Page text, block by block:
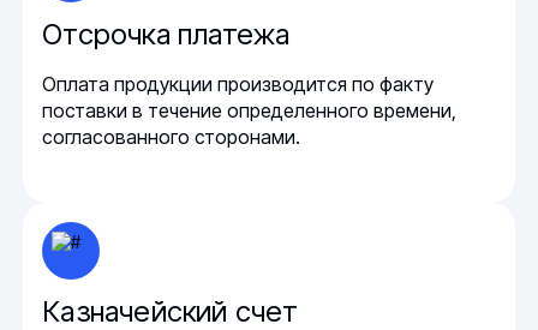
Отсрочка платежа
Оплата продукции производится по факту
поставки в течение определенного времени,
согласованного сторонами.
Казначейский счет